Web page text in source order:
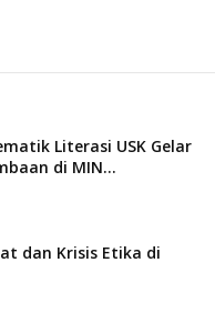
Literasi USK Gelar
di MIN...
dan Krisis Etika di